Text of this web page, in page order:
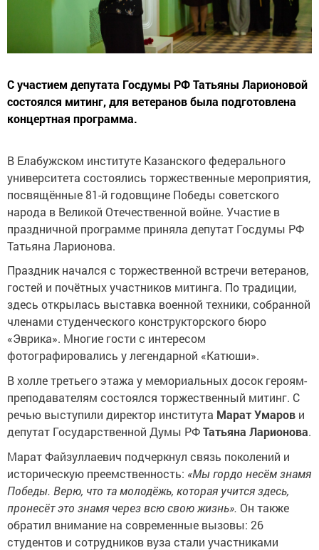
С участием депутата Госдумы РФ Татьяны Ларионовой
состоялся митинг, для ветеранов была подготовлена
концертная программа.
В Елабужском институте Казанского федерального
университета состоялись торжественные мероприятия,
посвящённые 81-й годовщине Победы советского
народа в Великой Отечественной войне. Участие в
праздничной программе приняла депутат Госдумы РФ
Татьяна Ларионова.
Праздник начался с торжественной встречи ветеранов,
гостей и почётных участников митинга. По традиции,
здесь открылась выставка военной техники, собранной
членами студенческого конструкторского бюро
«Эврика». Многие гости с интересом
фотографировались у легендарной «Катюши».
В холле третьего этажа у мемориальных досок героям-
преподавателям состоялся торжественный митинг. С
речью выступили директор института Марат Умаров и
депутат Государственной Думы РФТатьяна Ларионова.
Марат Файзуллаевич подчеркнул связь поколений и
историческую преемственность: «Мы гордо несём знамя
Победы. Верю, что та молодёжь, которая учится здесь,
пронесёт это знамя через всю свою жизнь». Он также
обратил внимание на современные вызовы: 26
студентов и сотрудников вуза стали участниками